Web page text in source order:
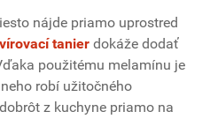
nájde priamo uprostred
tanier dokáže dodať
použitému melamínu je
robí užitočného
z kuchyne priamo na